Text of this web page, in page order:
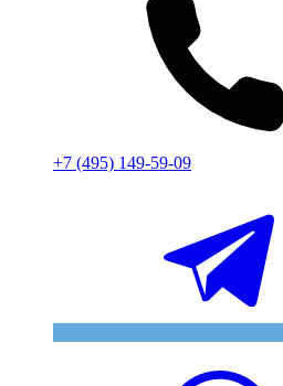
+7 (495) 149-59-09